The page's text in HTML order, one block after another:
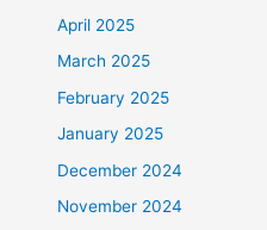
April 2025
March 2025
February 2025
January 2025
December 2024
November 2024